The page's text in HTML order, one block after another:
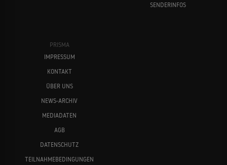
SENDERINFOS
PRISMA
IMPRESSUM
KONTAKT
ÜBER UNS
NEWS-ARCHIV
MEDIADATEN
AGB
DATENSCHUTZ
TEILNAHMEBEDINGUNGEN